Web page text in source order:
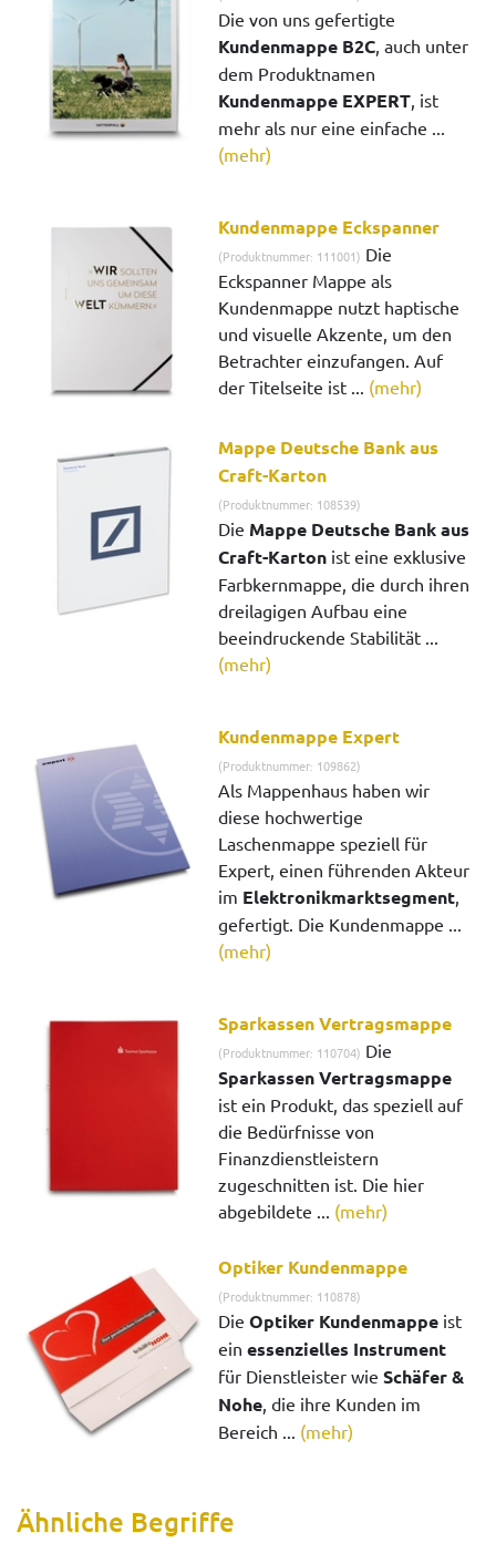
Die von uns gefertigte
Kundenmappe B2C, auch unter
dem Produktnamen
Kundenmappe EXPERT, ist
mehr als nur eine einfache ...
(mehr)
Kundenmappe Eckspanner
(Produktnummer: 111001) Die
Eckspanner Mappe als
Kundenmappe nutzt haptische
und visuelle Akzente, um den
Betrachter einzufangen. Auf
der Titelseite ist ... (mehr)
Mappe Deutsche Bank aus
Craft-Karton
(Produktnummer: 108539)
Die Mappe Deutsche Bank aus
Craft-Karton ist eine exklusive
Farbkernmappe, die durch ihren
dreilagigen Aufbau eine
beeindruckende Stabilität ...
(mehr)
Kundenmappe Expert
(Produktnummer: 109862)
Als Mappenhaus haben wir
diese hochwertige
Laschenmappe speziell für
Expert, einen führenden Akteur
im Elektronikmarktsegment,
gefertigt. Die Kundenmappe ...
(mehr)
Sparkassen Vertragsmappe
(Produktnummer: 110704) Die
Sparkassen Vertragsmappe
ist ein Produkt, das speziell auf
die Bedürfnisse von
Finanzdienstleistern
zugeschnitten ist. Die hier
abgebildete ... (mehr)
Optiker Kundenmappe
(Produktnummer: 110878)
DieOptiker Kundenmappe ist
einessenzielles Instrument
für Dienstleister wieSchäfer &
Nohe, die ihre Kunden im
Bereich ... (mehr)
Ähnliche Begriffe